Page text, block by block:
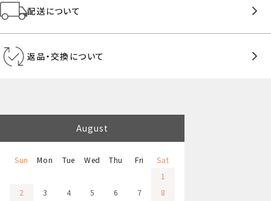
配送について
返品・交換について
August
Sun Mon Tue Wed Thu Fri
Sat
1
2
3 4 5 6 7
8